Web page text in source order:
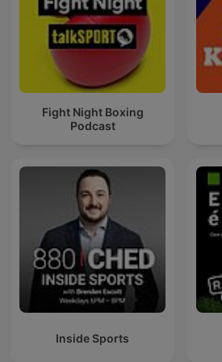
Fight Night Boxing
Podcast
Inside Sports